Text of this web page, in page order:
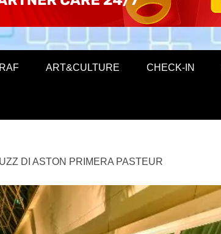
ART&CULTURE CHECK-IN
DI ASTON PRIMERA PASTEUR